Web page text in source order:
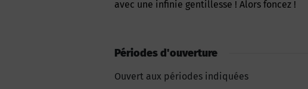
avec une infinie gentillesse ! Alors foncez !
Périodes d'ouverture
Ouvert aux périodes indiquées